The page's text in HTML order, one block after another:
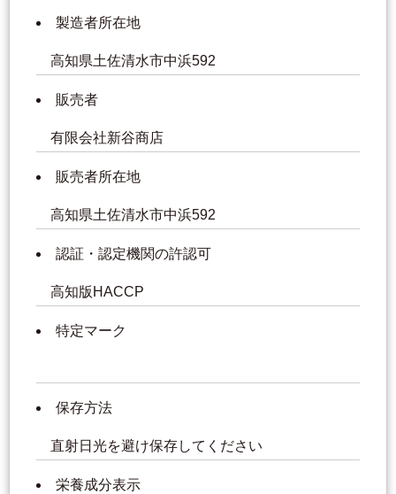
製造者所在地
高知県土佐清水市中浜592
販売者
有限会社新谷商店
販売者所在地
高知県土佐清水市中浜592
認証・認定機関の許認可
高知版HACCP
特定マーク
保存方法
直射日光を避け保存してください
栄養成分表示